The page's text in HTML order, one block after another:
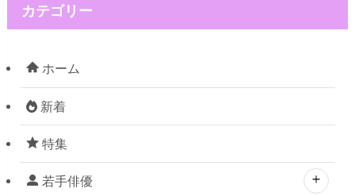
カテゴリー
ホーム
新着
特集
若手俳優